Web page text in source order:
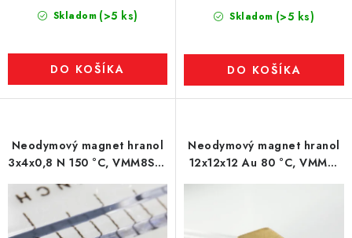
Skladom (>5 ks)
DO KOŠÍKA
Skladom (>5 ks)
DO KOŠÍKA
Neodymový magnet hranol
3x4x0,8 N 150 °C, VMM8SH-
N45SH
Neodymový magnet hranol
12x12x12 Au 80 °C, VMM9-